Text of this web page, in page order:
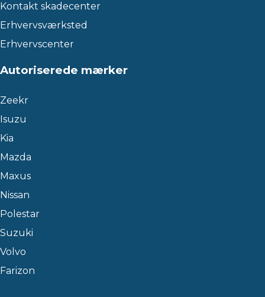
Kontakt skadecenter
Erhvervsværksted
Erhvervscenter
Autoriserede mærker
Zeekr
Isuzu
Kia
Mazda
Maxus
Nissan
Polestar
Suzuki
Volvo
Farizon